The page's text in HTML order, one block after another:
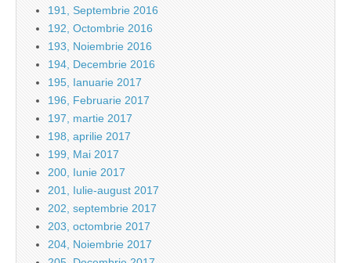
191, Septembrie 2016
192, Octombrie 2016
193, Noiembrie 2016
194, Decembrie 2016
195, Ianuarie 2017
196, Februarie 2017
197, martie 2017
198, aprilie 2017
199, Mai 2017
200, Iunie 2017
201, Iulie-august 2017
202, septembrie 2017
203, octombrie 2017
204, Noiembrie 2017